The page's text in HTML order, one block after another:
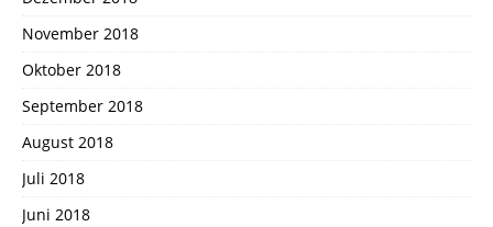
November 2018
Oktober 2018
September 2018
August 2018
Juli 2018
Juni 2018